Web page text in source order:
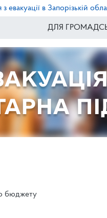
евакуації в Запорізькій
ДЛЯ
бюджету